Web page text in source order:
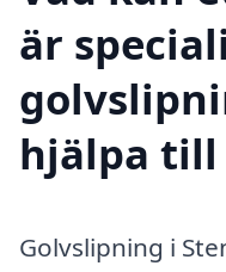
är
hjälpa till
Golvslipning i